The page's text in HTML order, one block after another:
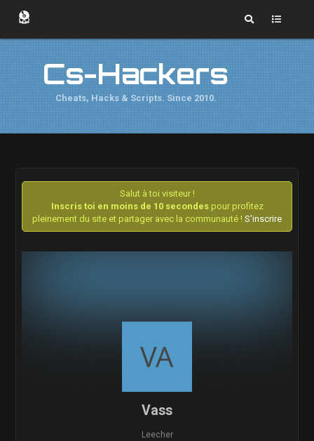
Cs-Hackers
Cheats, Hacks & Scripts. Since 2010.
Salut à toi visiteur !
Inscris toi en moins de 10 secondespour profitez
pleinement du site et partager avec la communauté ! S'inscrire
Vass
Leecher